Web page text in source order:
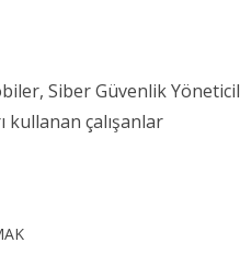
Siber Güvenlik
kullanan çalışanlar